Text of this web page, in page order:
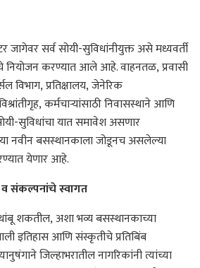
सर्व सोयी-सुविधांनीयुक्त असे मध्यवर्ती
नियोजन करण्यात आले आहे. वाहनतळ, प्रवासी
विभाग, प्रतिक्षालय, जेनेरिक
कर्मचार्‍यांसाठी निवासस्थाने आणि
सुविधांचा यात समावेश असणार
नवीन बसस्थानकाला जोडूनच असलेल्या
येणार आहे.
संकल्पनांचे स्वागत
शकतील, अशा भव्य बसस्थानकाच्या
इतिहास आणि संस्कृतीचे प्रतिबिंब
जिल्हाभरातील नागरिकांनी त्यांच्या